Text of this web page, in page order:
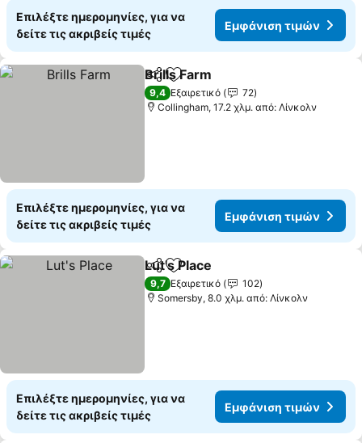
Επιλέξτε ημερομηνίες, για να
δείτε τις ακριβείς τιμές
Εμφάνιση τιμών
Κοινοποίηση
Προσθήκη στα αγαπημένα
Brills Farm
9,4 Εξαιρετικό
72
Collingham, 17.2 χλμ. από: Λίνκολν
Επιλέξτε ημερομηνίες, για να
δείτε τις ακριβείς τιμές
Εμφάνιση τιμών
Κοινοποίηση
Προσθήκη στα αγαπημένα
Lut's Place
9,7 Εξαιρετικό
102
Somersby, 8.0 χλμ. από: Λίνκολν
Επιλέξτε ημερομηνίες, για να
δείτε τις ακριβείς τιμές
Εμφάνιση τιμών